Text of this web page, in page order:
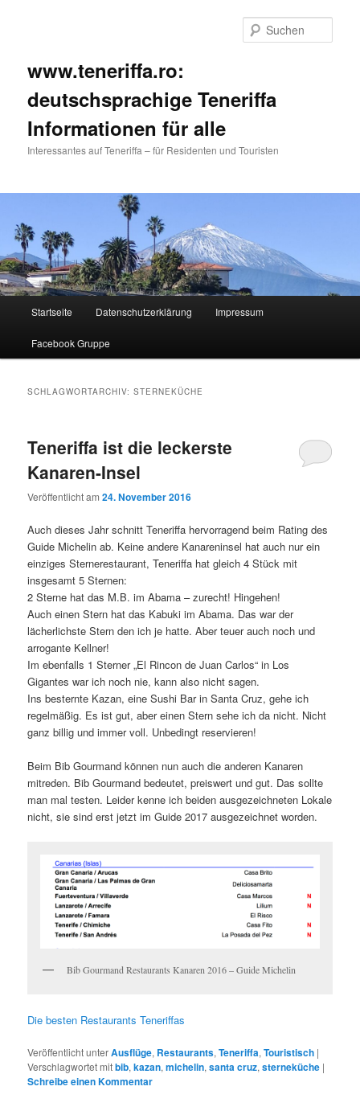
www.teneriffa.ro:
deutschsprachige Teneriffa
Informationen für alle
Interessantes auf Teneriffa – für Residenten und Touristen
Zum
primären
Zum
sekundären
Startseite Datenschutzerklärung Impressum
Facebook Gruppe
SCHLAGWORTARCHIV:STERNEKÜCHE
Teneriffa ist die leckerste
Kanaren-Insel
Veröffentlicht am24. November 2016
Auch dieses Jahr schnitt Teneriffa hervorragend beim Rating des
Guide Michelin ab. Keine andere Kanareninsel hat auch nur ein
einziges Sternerestaurant, Teneriffa hat gleich 4 Stück mit
insgesamt 5 Sternen:
2 Sterne hat das M.B. im Abama – zurecht! Hingehen!
Auch einen Stern hat das Kabuki im Abama. Das war der
lächerlichste Stern den ich je hatte. Aber teuer auch noch und
arrogante Kellner!
Im ebenfalls 1 Sterner „El Rincon de Juan Carlos“ in Los
Gigantes war ich noch nie, kann also nicht sagen.
Ins besternte Kazan, eine Sushi Bar in Santa Cruz, gehe ich
regelmäßig. Es ist gut, aber einen Stern sehe ich da nicht. Nicht
ganz billig und immer voll. Unbedingt reservieren!
Beim Bib Gourmand können nun auch die anderen Kanaren
mitreden. Bib Gourmand bedeutet, preiswert und gut. Das sollte
man mal testen. Leider kenne ich beiden ausgezeichneten Lokale
nicht, sie sind erst jetzt im Guide 2017 ausgezeichnet worden.
Bib Gourmand Restaurants Kanaren 2016 – Guide Michelin
Die besten Restaurants Teneriffas
Veröffentlicht unterAusflüge, Restaurants,Teneriffa,Touristisch |
Verschlagwortet mitbib,kazan,michelin,santa cruz,sterneküche |
Schreibe einen Kommentar